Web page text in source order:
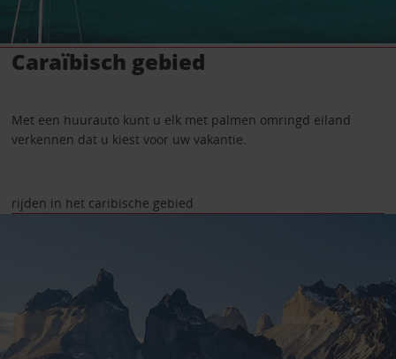
Caraïbisch gebied
Met een huurauto kunt u elk met palmen omringd eiland
verkennen dat u kiest voor uw vakantie.
rijden in het caribische gebied